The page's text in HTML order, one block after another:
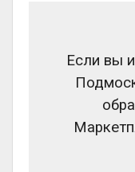
Если вы